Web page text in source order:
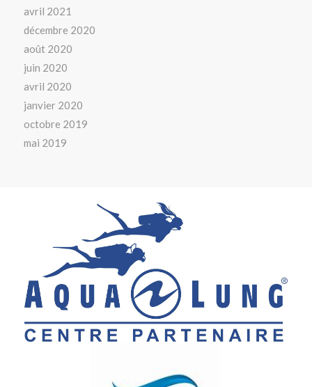
avril 2021
décembre 2020
août 2020
juin 2020
avril 2020
janvier 2020
octobre 2019
mai 2019